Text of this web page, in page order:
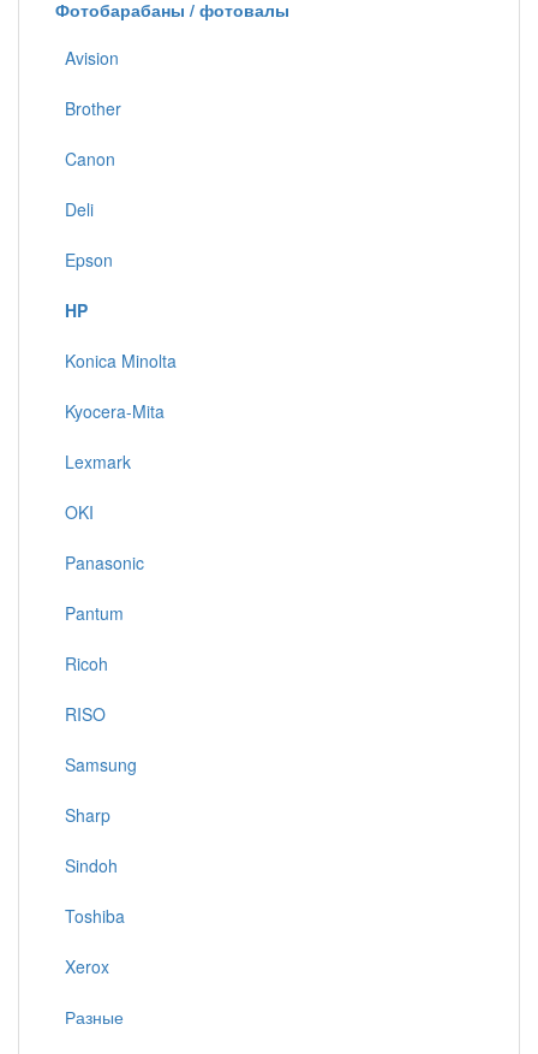
Фотобарабаны / фотовалы
Avision
Brother
Canon
Deli
Epson
HP
Konica Minolta
Kyocera-Mita
Lexmark
OKI
Panasonic
Pantum
Ricoh
RISO
Samsung
Sharp
Sindoh
Toshiba
Xerox
Разные